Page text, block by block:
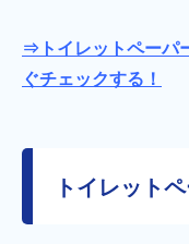
⇒トイレットペーパ
ぐチェックする！
トイレット